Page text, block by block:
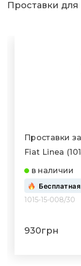
Проставки
Проставки
Fiat Linea
в наличии
1015-15-008/30
930грн